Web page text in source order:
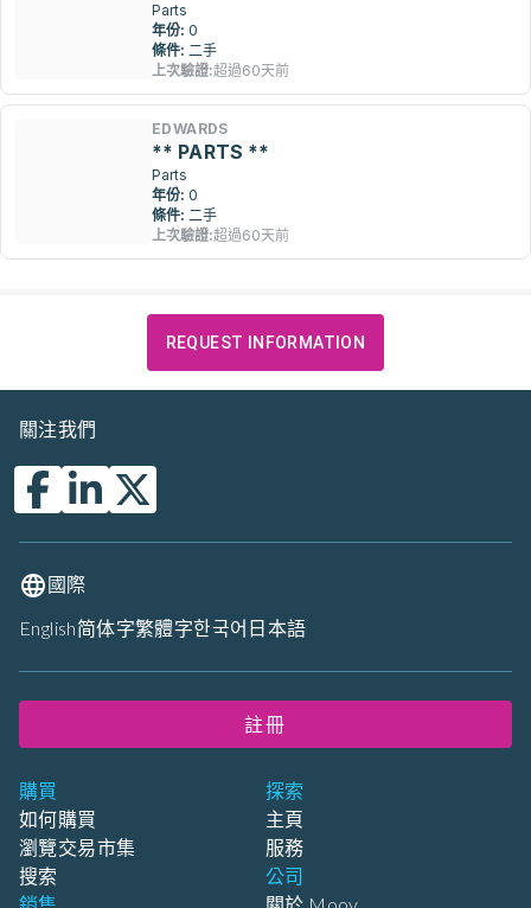
Parts
年份: 0
條件: 二手
上次驗證:超過60天前
EDWARDS
** PARTS **
Parts
年份: 0
條件: 二手
上次驗證:超過60天前
REQUEST INFORMATION
購買
如何購買
瀏覽交易市集
搜索
探索
主頁
服務
公司
關注我們
國際
English简体字繁體字한국어 日本語
註冊